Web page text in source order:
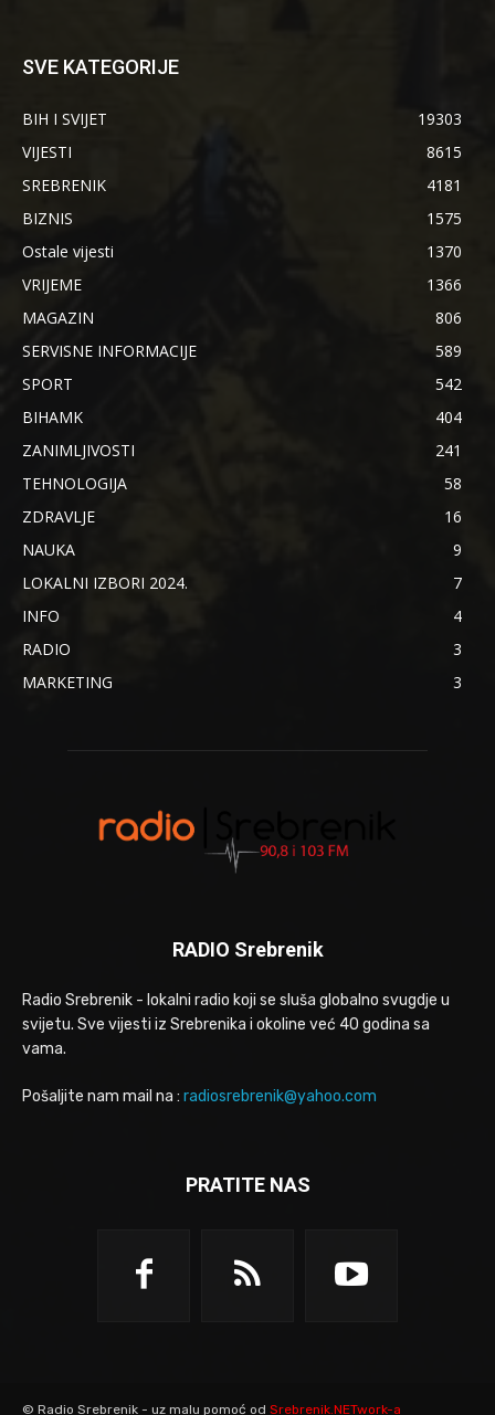
SVE KATEGORIJE
BIH I SVIJET
19303
VIJESTI
8615
SREBRENIK
4181
BIZNIS
1575
Ostale vijesti
1370
VRIJEME
1366
MAGAZIN
806
SERVISNE INFORMACIJE
589
SPORT
542
BIHAMK
404
ZANIMLJIVOSTI
241
TEHNOLOGIJA
58
ZDRAVLJE
16
NAUKA
9
LOKALNI IZBORI 2024.
7
INFO
4
RADIO
3
MARKETING
3
RADIO Srebrenik
Radio Srebrenik - lokalni radio koji se sluša globalno svugdje u
svijetu. Sve vijesti iz Srebrenika i okoline već 40 godina sa
vama.
Pošaljite nam mail na : radiosrebrenik@yahoo.com
PRATITE NAS
© Radio Srebrenik - uz malu pomoć od Srebrenik.NETwork-a